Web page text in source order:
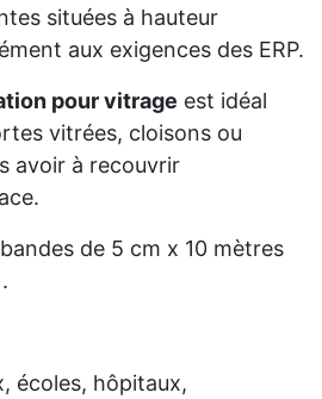
situées à hauteur
aux exigences des ERP.
pour vitrage est idéal
vitrées, cloisons ou
avoir à recouvrir
de 5 cm x 10 mètres
écoles, hôpitaux,